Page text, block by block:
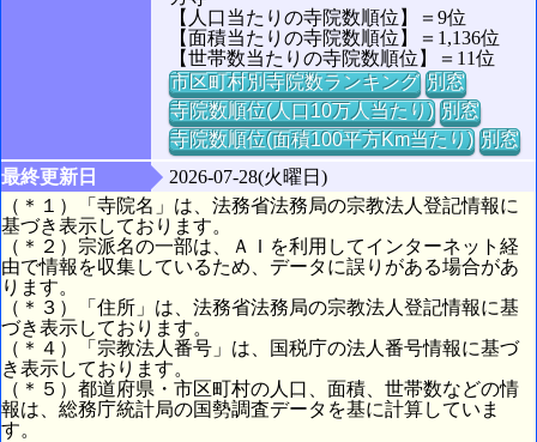
【人口当たりの寺院数順位】＝9位
【面積当たりの寺院数順位】＝1,136位
【世帯数当たりの寺院数順位】＝11位
市区町村別寺院数ランキング 別窓
寺院数順位(人口10万人当たり) 別窓
寺院数順位(面積100平方Km当たり) 別窓
最終更新日
2026-07-28(火曜日)
（＊１）「寺院名」は、法務省法務局の宗教法人登記情報に
基づき表示しております。
（＊２）宗派名の一部は、ＡＩを利用してインターネット経
由で情報を収集しているため、データに誤りがある場合があ
ります。
（＊３）「住所」は、法務省法務局の宗教法人登記情報に基
づき表示しております。
（＊４）「宗教法人番号」は、国税庁の法人番号情報に基づ
き表示しております。
（＊５）都道府県・市区町村の人口、面積、世帯数などの情
報は、総務庁統計局の国勢調査データを基に計算していま
す。